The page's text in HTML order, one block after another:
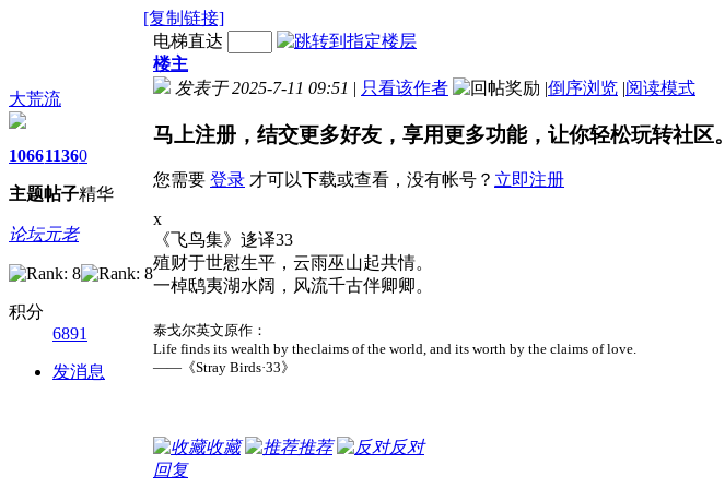
[复制链接]
大荒流
1066
主题
1136
帖子
0
精华
论坛元老
积分
6891
发消息
电梯直达
楼主
发表于 2025-7-11 09:51 | 只看该作者 |倒序浏览 |阅读模式
马上注册，结交更多好友，享用更多功能，让你轻松玩转社区。
您需要 登录 才可以下载或查看，没有帐号？ 立即注册
x
《飞鸟集》迻译33
殖财于世慰生平，云雨巫山起共情。
一棹鸱夷湖水阔，风流千古伴卿卿。
泰戈尔英文原作：
Life finds its wealth by theclaims of the world, and its worth by the claims of love.
——《Stray Birds·33》
收藏 推荐
反对
回复